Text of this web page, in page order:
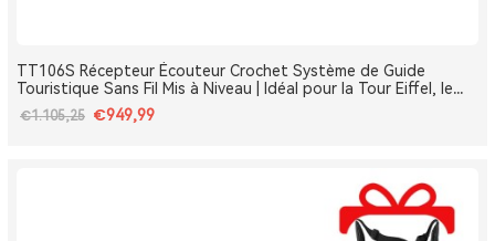
TT106S Récepteur Écouteur Crochet Système de Guide
Touristique Sans Fil Mis à Niveau | Idéal pour la Tour Eiffel, le
Louvre et les Monuments de France
€1.105,25 €949,99